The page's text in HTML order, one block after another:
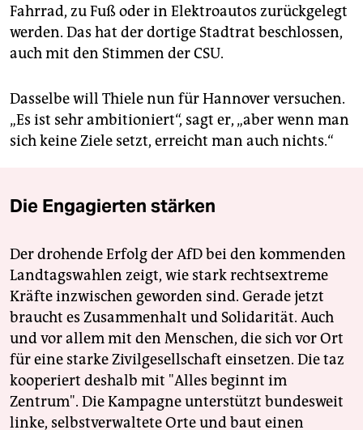
Fahrrad, zu Fuß oder in Elektroautos zurückgelegt
werden. Das hat der dortige Stadtrat beschlossen,
auch mit den Stimmen der CSU.
Dasselbe will Thiele nun für Hannover versuchen.
„Es ist sehr ambitioniert“, sagt er, „aber wenn man
sich keine Ziele setzt, erreicht man auch nichts.“
Die Engagierten stärken
Der drohende Erfolg der AfD bei den kommenden
Landtagswahlen zeigt, wie stark rechtsextreme
Kräfte inzwischen geworden sind. Gerade jetzt
braucht es Zusammenhalt und Solidarität. Auch
und vor allem mit den Menschen, die sich vor Ort
für eine starke Zivilgesellschaft einsetzen. Die taz
kooperiert deshalb mit "Alles beginnt im
Zentrum". Die Kampagne unterstützt bundesweit
linke, selbstverwaltete Orte und baut einen